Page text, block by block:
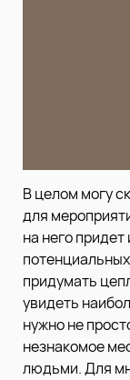
В целом могу
для
на него
придумать
увидеть
нужно не
незнакомое
людьми. Для